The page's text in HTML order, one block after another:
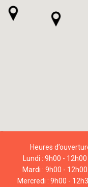
Heures
Lundi : 9h00 -
Mardi : 9h00 -
Mercredi : 9h00 -